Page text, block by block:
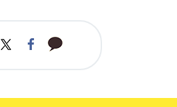
트
위
페
이
카
카